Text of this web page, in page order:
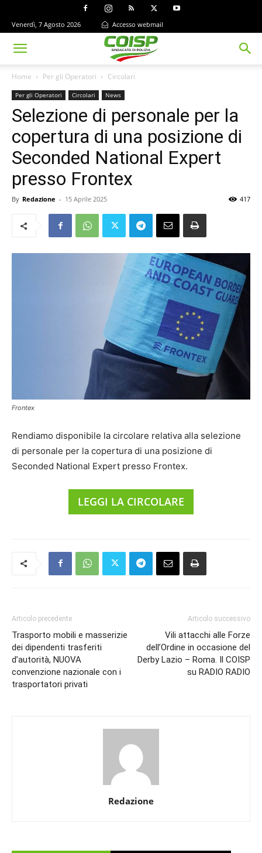
Venerdì, 7 Agosto 2026 Accesso webmail
Home Per gli Operatori Circolari
Per gli Operatori Circolari News
Selezione di personale per la
copertura di una posizione di
Seconded National Expert
presso Frontex
By Redazione - 15 Aprile 2025 417
Frontex
Rendiamo disponibile la circolare relativa alla selezione
di personale per la copertura di una posizione di
Seconded National Expert presso Frontex.
LEGGI LA CIRCOLARE
Articolo precedente
Trasporto mobili e masserizie
dei dipendenti trasferiti
d’autorità, NUOVA
convenzione nazionale con i
trasportatori privati
Articolo successivo
Vili attacchi alle Forze
dell’Ordine in occasione del
Derby Lazio – Roma. Il COISP
su RADIO RADIO
Redazione